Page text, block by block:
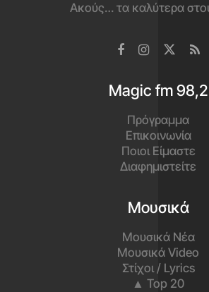
Ακούς… τα καλύτερα
Magic fm 98,2
Πρόγραμμα
Επικοινωνία
Ποιοι Είμαστε
Διαφημιστείτε
Μουσικά
Μουσικά Νέα
Μουσικά Video
Στίχοι / Lyrics
▲ Top 20